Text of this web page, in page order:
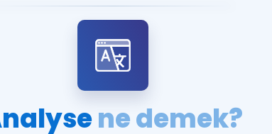
YDS ve YÖKDİL
ne demek?